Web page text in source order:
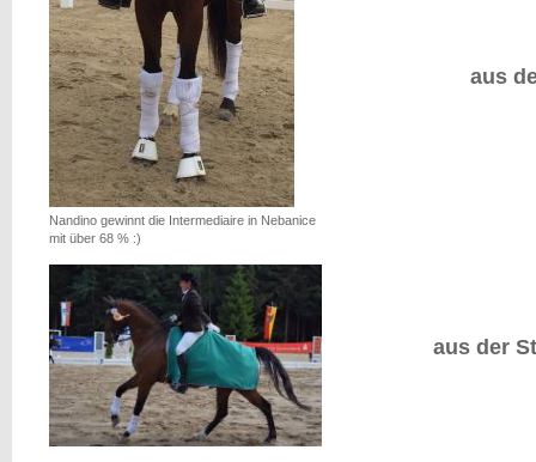
Nandino gewinnt die Intermediaire in Nebanice
mit über 68 % :)
aus
aus der